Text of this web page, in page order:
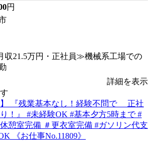
円
収21.5万円・正社員≫機械系工場での
詳細を表示